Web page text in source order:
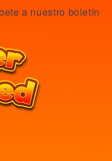
a nuestro boletín